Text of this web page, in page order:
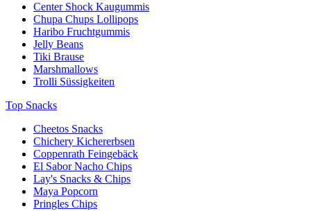
Center Shock Kaugummis
Chupa Chups Lollipops
Haribo Fruchtgummis
Jelly Beans
Tiki Brause
Marshmallows
Trolli Süssigkeiten
Top Snacks
Cheetos Snacks
Chichery Kichererbsen
Coppenrath Feingebäck
El Sabor Nacho Chips
Lay's Snacks & Chips
Maya Popcorn
Pringles Chips